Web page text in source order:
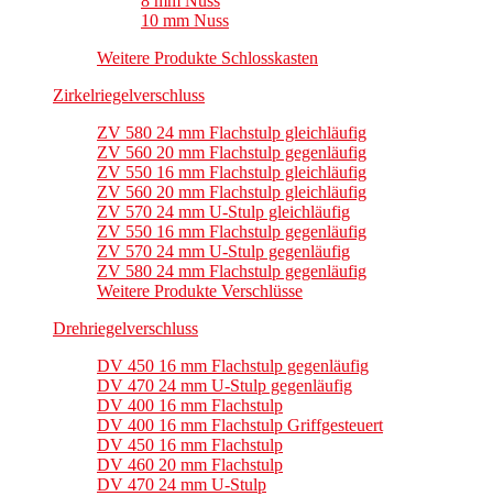
10 mm Nuss
Weitere Produkte Schlosskasten
Zirkelriegelverschluss
ZV 580 24 mm Flachstulp gleichläufig
ZV 560 20 mm Flachstulp gegenläufig
ZV 550 16 mm Flachstulp gleichläufig
ZV 560 20 mm Flachstulp gleichläufig
ZV 570 24 mm U-Stulp gleichläufig
ZV 550 16 mm Flachstulp gegenläufig
ZV 570 24 mm U-Stulp gegenläufig
ZV 580 24 mm Flachstulp gegenläufig
Weitere Produkte Verschlüsse
Drehriegelverschluss
DV 450 16 mm Flachstulp gegenläufig
DV 470 24 mm U-Stulp gegenläufig
DV 400 16 mm Flachstulp
DV 400 16 mm Flachstulp Griffgesteuert
DV 450 16 mm Flachstulp
DV 460 20 mm Flachstulp
DV 470 24 mm U-Stulp